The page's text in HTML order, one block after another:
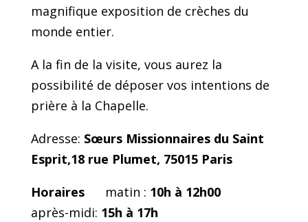
magnifique exposition de crèches du
monde entier.
A la fin de la visite, vous aurez la
possibilité de déposer vos intentions de
prière à la Chapelle.
Adresse: Sœurs Missionnaires du Saint
Esprit,18 rue Plumet, 75015 Paris
Horairesmatin : 10h à 12h00
après-midi: 15h à 17h